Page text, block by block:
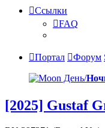
Ссылки
FAQ
Портал Форум
День/
[2025] Gustaf